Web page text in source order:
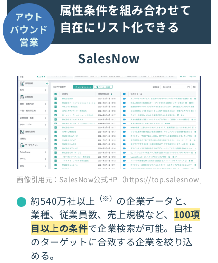
アウト
バウンド
営業
属性条件を組み合わせて
自在にリスト化できる
SalesNow
画像引用元：SalesNow公式HP（https://top.salesnow.jp/）
約540万社以上 （※） の企業データと、
業種、従業員数、売上規模など、 100項
目以上の条件で企業検索が可能。自社
のターゲットに合致する企業を絞り込
める。